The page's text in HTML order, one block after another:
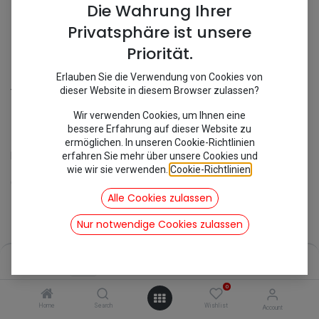
Home Search
0
Wishlist Account
Antriebswelle Kreuzgelenk
[241734/MC993] Kreuzgelenk
Kreuzgelenk
inkl. Mwst
Add to Cart Buy Now
Die Wahrung Ihrer
Privatsphäre ist unsere
Priorität.
Erlauben Sie die Verwendung von Cookies von
dieser Website in diesem Browser zulassen?
Wir verwenden Cookies, um Ihnen eine
bessere Erfahrung auf dieser Website zu
ermöglichen. In unseren Cookie-Richtlinien
erfahren Sie mehr über unsere Cookies und
wie wir sie verwenden. Cookie-Richtlinien.
Alle Cookies zulassen
Nur notwendige Cookies zulassen